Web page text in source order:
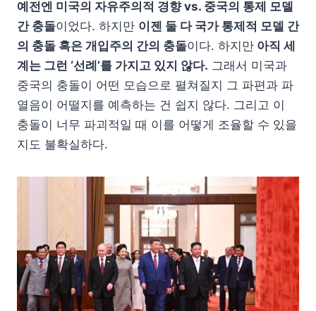
예전엔 미국의 자유주의적 경향 vs. 중국의 통제 모델
간 충돌이었다. 하지만 이젠 둘 다 국가 통제적 모델 간
의 충돌 혹은 개입주의 간의 충돌이다. 하지만 아직 세
계는 그런 ‘선례’를 가지고 있지 않다. 그래서 미국과
중국의 충돌이 어떤 모습으로 펼쳐질지 그 파편과 파
열음이 어떨지를 예측하는 건 쉽지 않다. 그리고 이
충돌이 너무 파괴적일 때 이를 어떻게 조율할 수 있을
지도 불확실하다.